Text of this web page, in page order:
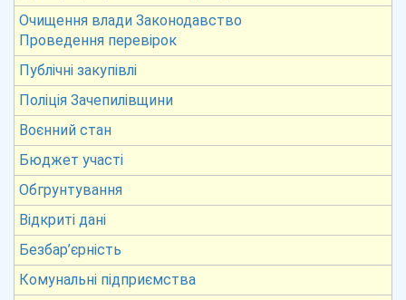
Очищення влади Законодавство
Проведення перевірок
Публічні закупівлі
Поліція Зачепилівщини
Воєнний стан
Бюджет участі
Обгрунтування
Відкриті дані
Безбар’єрність
Комунальні підприємства